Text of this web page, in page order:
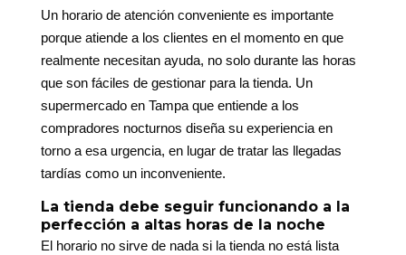
Un horario de atención conveniente es importante
porque atiende a los clientes en el momento en que
realmente necesitan ayuda, no solo durante las horas
que son fáciles de gestionar para la tienda. Un
supermercado en Tampa que entiende a los
compradores nocturnos diseña su experiencia en
torno a esa urgencia, en lugar de tratar las llegadas
tardías como un inconveniente.
La tienda debe seguir funcionando a la
perfección a altas horas de la noche
El horario no sirve de nada si la tienda no está lista